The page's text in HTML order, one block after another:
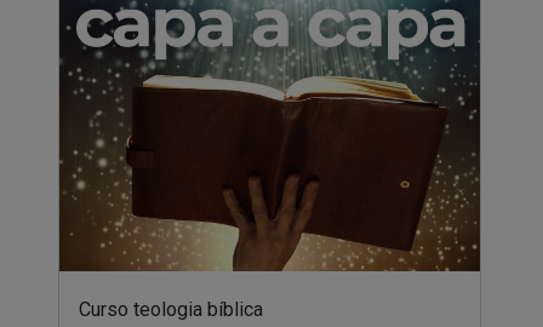
Curso teologia bíblica